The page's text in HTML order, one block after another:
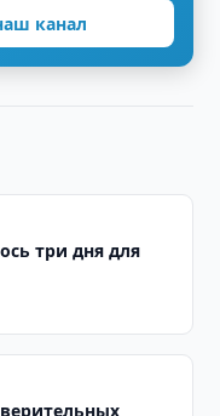
канал
три дня для